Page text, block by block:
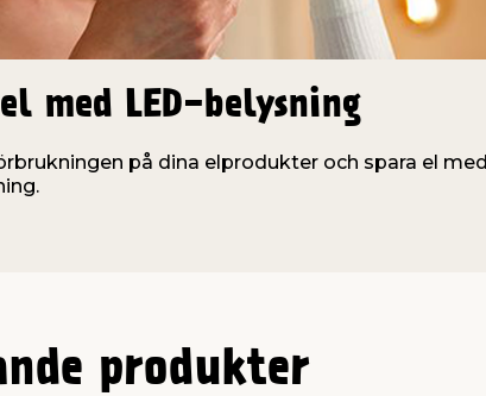
med LED-belysning
på dina elprodukter och spara el med
produkter